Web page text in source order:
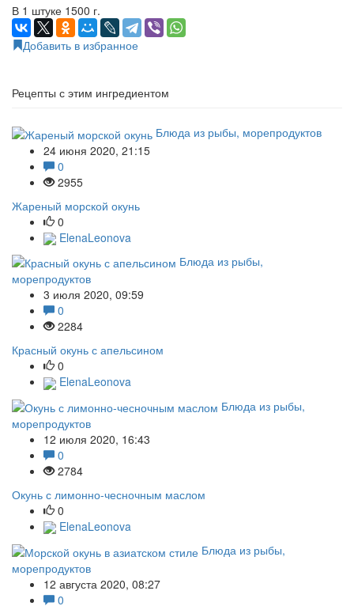
В 1 штуке 1500 г.
Добавить в избранное
Рецепты с этим ингредиентом
Блюда из рыбы, морепродуктов
24 июня 2020, 21:15
0
2955
Жареный морской окунь
0
ElenaLeonova
Блюда из рыбы,
морепродуктов
3 июля 2020, 09:59
0
2284
Красный окунь с апельсином
0
ElenaLeonova
Блюда из рыбы,
морепродуктов
12 июля 2020, 16:43
0
2784
Окунь с лимонно-чесночным маслом
0
ElenaLeonova
Блюда из рыбы,
морепродуктов
12 августа 2020, 08:27
0